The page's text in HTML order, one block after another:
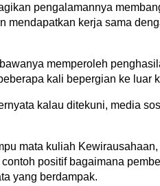
pengalamannya
mendapatkan kerja sama
memperoleh
kali bepergian ke luar
kalau ditekuni, media
mata kuliah Kewirausahaan,
positif bagaimana
yang berdampak.